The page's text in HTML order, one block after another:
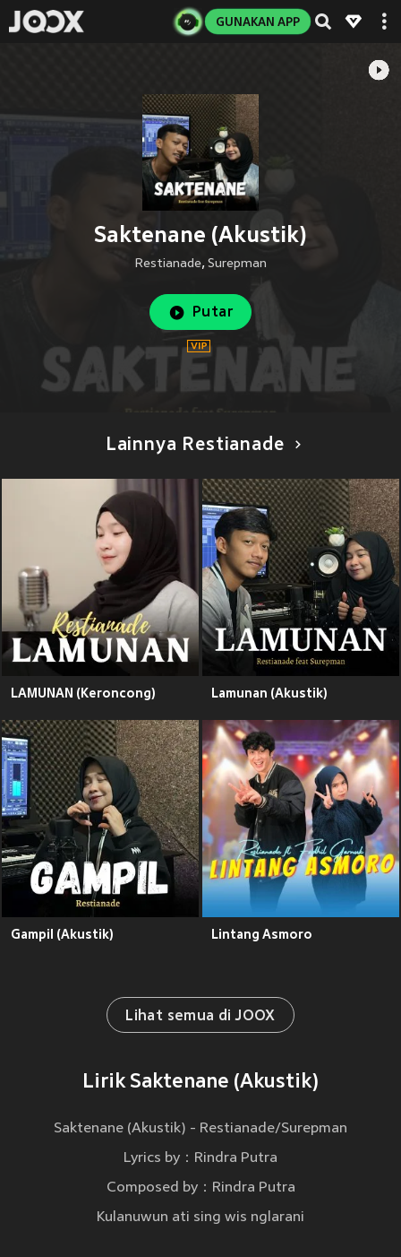
GUNAKAN APP
Saktenane (Akustik)
Restianade, Surepman
Putar
Lainnya Restianade
LAMUNAN (Keroncong) Lamunan (Akustik)
Gampil (Akustik) Lintang Asmoro
Lihat semua di JOOX
Lirik Saktenane (Akustik)
Saktenane (Akustik) - Restianade/Surepman
Lyrics by：Rindra Putra
Composed by：Rindra Putra
Kulanuwun ati sing wis nglarani